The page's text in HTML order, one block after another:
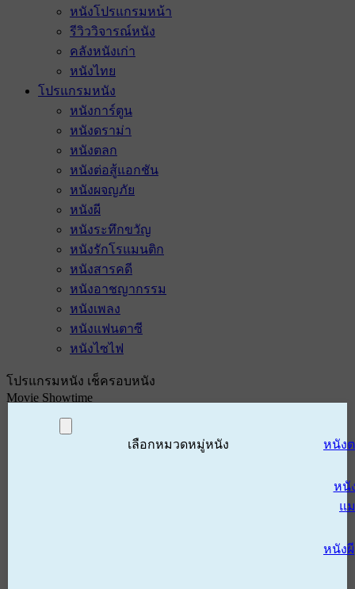
หนังโปรแกรมหน้า
รีวิววิจารณ์หนัง
คลังหนังเก่า
หนังไทย
โปรแกรมหนัง
หนังการ์ตูน
หนังดราม่า
หนังตลก
หนังต่อสู้แอกชัน
หนังผจญภัย
หนังผี
หนังระทึกขวัญ
หนังรักโรแมนติก
หนังสารคดี
หนังอาชญากรรม
หนังเพลง
หนังแฟนตาซี
หนังไซไฟ
โปรแกรมหนัง เช็ครอบหนัง
Movie Showtime
เลือกหมวดหมู่หนัง หนัง
หนั
แ
หนังผี